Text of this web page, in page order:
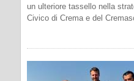
un ulteriore tassello nella
Civico di Crema e del